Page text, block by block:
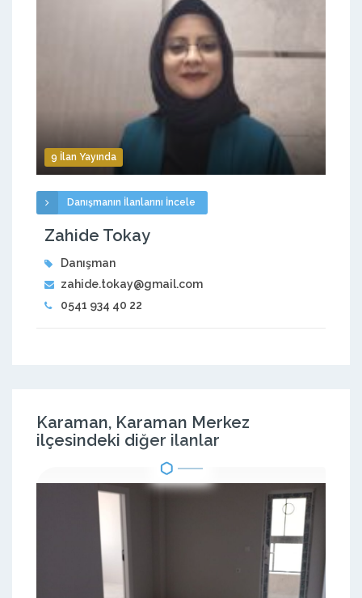
9 İlan Yayında
Danışmanın İlanlarını İncele
Zahide Tokay
Danışman
zahide.tokay@gmail.com
0541 934 40 22
Karaman, Karaman Merkez
ilçesindeki diğer ilanlar